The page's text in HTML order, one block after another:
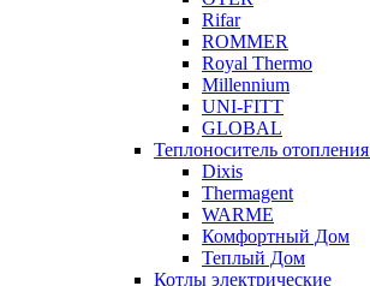
Rifar
ROMMER
Royal Thermo
Millennium
UNI-FITT
GLOBAL
Теплоноситель отопления
Dixis
Thermagent
WARME
Комфортный Дом
Теплый Дом
Котлы электрические